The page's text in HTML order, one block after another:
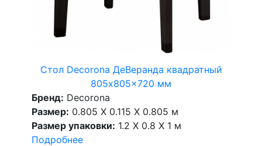
Стол Decorona ДеВеранда квадратный
805x805x720 мм
Бренд: Decorona
Размер: 0.805 X 0.115 X 0.805 м
Размер упаковки: 1.2 X 0.8 X 1 м
Подробнее